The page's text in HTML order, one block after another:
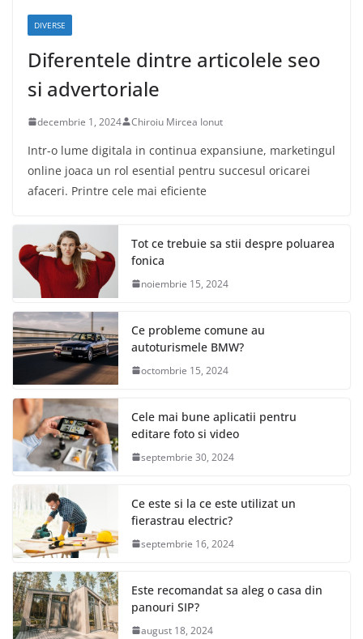
DIVERSE
Diferentele dintre articolele seo
si advertoriale
decembrie 1, 2024 Chiroiu Mircea Ionut
Intr-o lume digitala in continua expansiune, marketingul
online joaca un rol esential pentru succesul oricarei
afaceri. Printre cele mai eficiente
Tot ce trebuie sa stii despre poluarea
fonica
noiembrie 15, 2024
Ce probleme comune au
autoturismele BMW?
octombrie 15, 2024
Cele mai bune aplicatii pentru
editare foto si video
septembrie 30, 2024
Ce este si la ce este utilizat un
fierastrau electric?
septembrie 16, 2024
Este recomandat sa aleg o casa din
panouri SIP?
august 18, 2024